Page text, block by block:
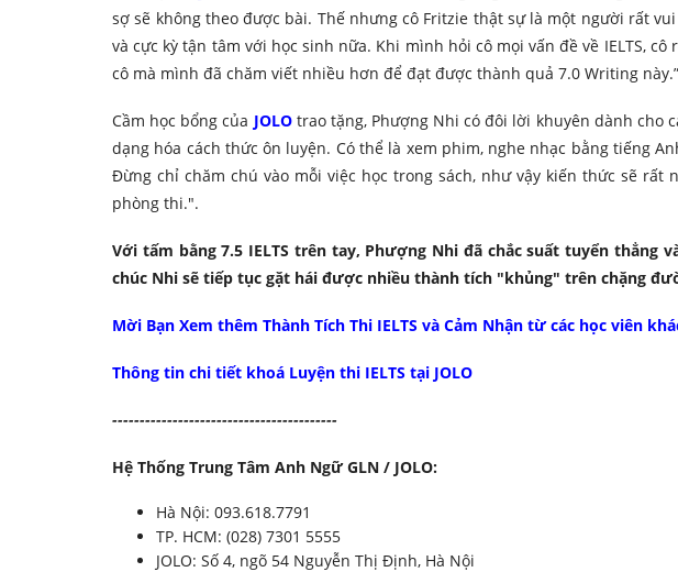
sợ sẽ không theo được bài. Thế nhưng cô Fritzie thật sự là một người rất
và cực kỳ tận tâm với học sinh nữa. Khi mình hỏi cô mọi vấn đề về IELTS,
cô mà mình đã chăm viết nhiều hơn để đạt được thành quả 7.0 Writing
Cầm học bổng của JOLO trao tặng, Phượng Nhi có đôi lời khuyên dành cho
dạng hóa cách thức ôn luyện. Có thể là xem phim, nghe nhạc bằng tiếng
Đừng chỉ chăm chú vào mỗi việc học trong sách, như vậy kiến thức sẽ
phòng thi.".
Với tấm bằng 7.5 IELTS trên tay, Phượng Nhi đã chắc suất tuyển thẳng
chúc Nhi sẽ tiếp tục gặt hái được nhiều thành tích "khủng" trên chặng
Mời Bạn Xem thêm Thành Tích Thi IELTS và Cảm Nhận từ các học viên
Thông tin chi tiết khoá Luyện thi IELTS tại JOLO
-----------------------------------------
Hệ Thống Trung Tâm Anh Ngữ GLN / JOLO:
Hà Nội: 093.618.7791
TP. HCM: (028) 7301 5555
JOLO: Số 4, ngõ 54 Nguyễn Thị Định, Hà Nội